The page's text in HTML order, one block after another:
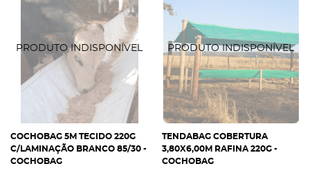
COCHOBAG 5M TECIDO 220G
C/LAMINAÇÃO BRANCO 85/30 -
COCHOBAG
TENDABAG COBERTURA
3,80X6,00M RAFINA 220G -
COCHOBAG